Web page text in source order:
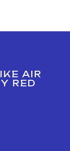
AIR
RED